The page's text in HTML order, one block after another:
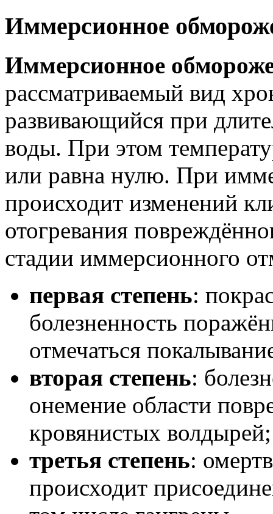
Иммерсионное
Иммерсионное
рассматриваемый вид
развивающийся при
воды. При этом
или равна нулю. При
происходит изменений
отогревания
стадии иммерсионного
первая степень:
болезненность
отмечаться
вторая степень:
онемение области
кровянистых волдырей;
третья степень:
происходит